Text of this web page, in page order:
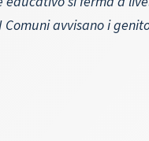
Comuni avvisano i